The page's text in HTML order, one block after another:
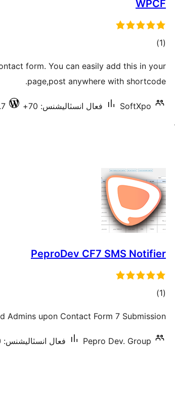
WPCF
(1 ڪل
بندي
)
form. You can easily add this in your
page,post anywhere with shortcode.
SoftXpo فعال انسٽاليشنس: 70+
PeproDev CF7 SMS Notifier
(1 ڪل
بندي
)
Admins upon Contact Form 7 Submission
Pepro Dev. Group فعال انسٽاليشنس: 20+